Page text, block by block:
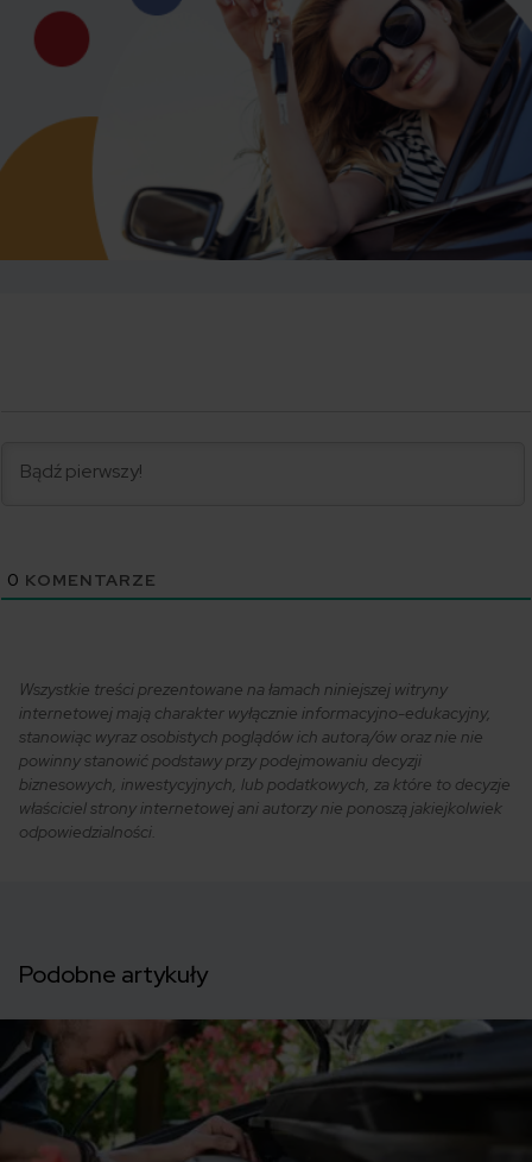
0 KOMENTARZE
Wszystkie treści prezentowane na łamach niniejszej witryny
internetowej mają charakter wyłącznie informacyjno-edukacyjny,
stanowiąc wyraz osobistych poglądów ich autora/ów oraz nie nie
powinny stanowić podstawy przy podejmowaniu decyzji
biznesowych, inwestycyjnych, lub podatkowych, za które to decyzje
właściciel strony internetowej ani autorzy nie ponoszą jakiejkolwiek
odpowiedzialności.
Podobne artykuły